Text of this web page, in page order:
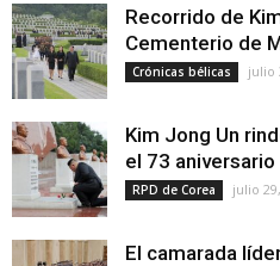
Recorrido de
Cementerio de
Crónicas bélicas julio
Kim Jong Un
el 73 aniversario
RPD de Corea julio
El camarada